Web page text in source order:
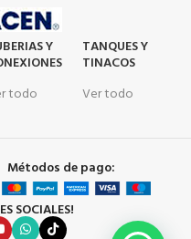
Y
todo
TANQUES Y
TINACOS
Ver todo
Métodos de pago:
SOCIALES!